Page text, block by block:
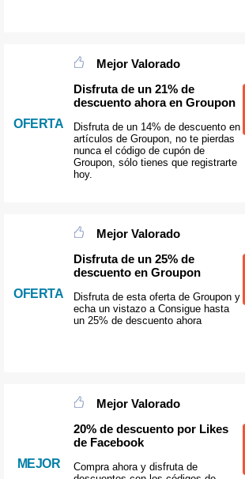
OFERTA
Mejor Valorado
Disfruta de un 21% de
descuento ahora en Groupon
Disfruta de un 14% de descuento en
artículos de Groupon, no te pierdas
nunca el código de cupón de
Groupon, sólo tienes que registrarte
hoy.
OFERTA
Mejor Valorado
Disfruta de un 25% de
descuento en Groupon
Disfruta de esta oferta de Groupon y
echa un vistazo a Consigue hasta
un 25% de descuento ahora
MEJOR
Mejor Valorado
20% de descuento por Likes
de Facebook
Compra ahora y disfruta de